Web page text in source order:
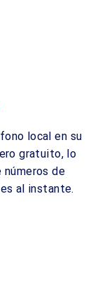
local en su
gratuito, lo
de
al instante.